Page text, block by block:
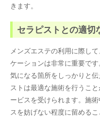
きます。
セラピストとの適切
メンズエステの利用に際し
ケーションは非常に重要で
気になる箇所をしっかりと
ストは最適な施術を行うこ
ービスを受けられます。施
スを妨げない程度に留める